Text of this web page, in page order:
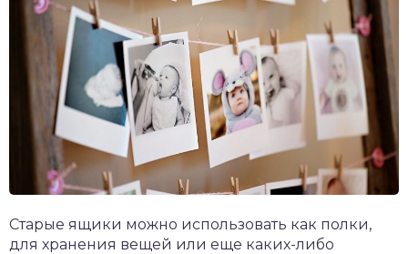
Старые ящики можно использовать как полки,
для хранения вещей или еще каких-либо